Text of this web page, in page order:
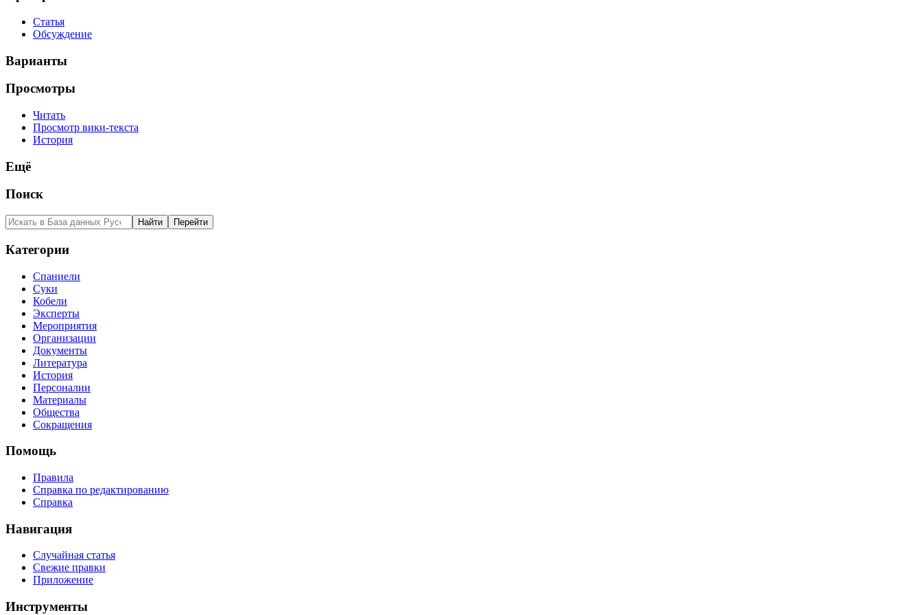
Статья
Обсуждение
Варианты
Просмотры
Читать
Просмотр вики-текста
История
Ещё
Поиск
Категории
Спаниели
Суки
Кобели
Эксперты
Мероприятия
Организации
Документы
Литература
История
Персоналии
Материалы
Общества
Сокращения
Помощь
Правила
Справка по редактированию
Справка
Навигация
Случайная статья
Свежие правки
Приложение
Инструменты